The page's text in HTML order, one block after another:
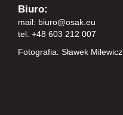
Biuro:
mail: biuro@osak.eu
tel. +48 603 212 007
Fotografia: Sławek Milewicz